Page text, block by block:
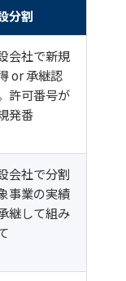
分割
会社で新規
or 承継認
許可番号が
発番
会社で分割
事業の実績
継して組み